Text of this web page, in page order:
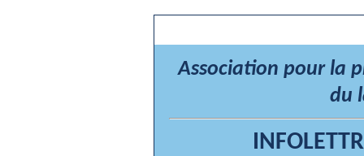
Association pour la
du